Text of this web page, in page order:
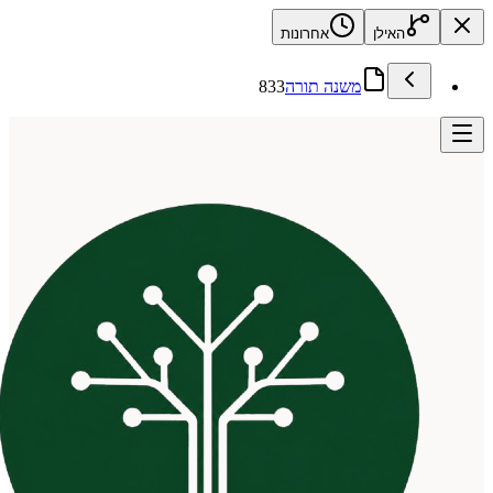
האילן אחרונות
משנה תורה833